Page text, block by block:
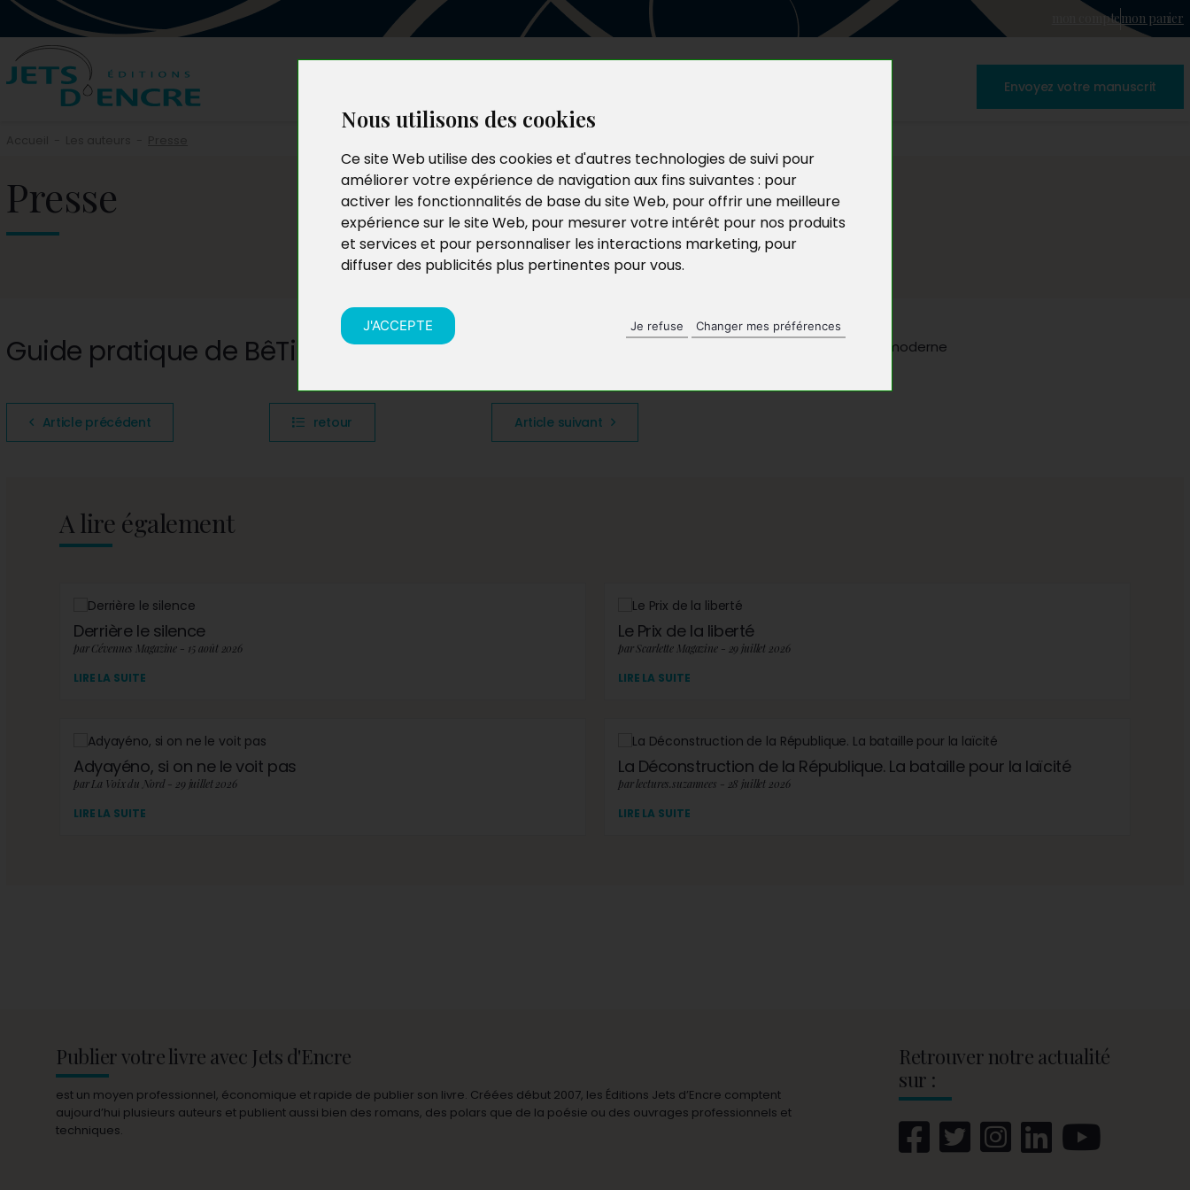
Nous utilisons des cookies
Ce site Web utilise des cookies et d'autres technologies de suivi pour
améliorer votre expérience de navigation aux fins suivantes : pour
activer les fonctionnalités de base du site Web, pour offrir une meilleure
expérience sur le site Web, pour mesurer votre intérêt pour nos produits
et services et pour personnaliser les interactions marketing, pour
diffuser des publicités plus pertinentes pour vous.
J'ACCEPTE Je refuse Changer mes préférences
mon comptemon panier
Envoyez votre manuscrit
Presse
Guide pratique de BêTiSe moderne
Article précédent retour Article suivant
A lire également
Derrière le silence
par Cévennes Magazine - 15 août 2026
LIRE LA SUITE
Le Prix de la liberté
par Scarlette Magazine - 29 juillet 2026
LIRE LA SUITE
Adyayéno, si on ne le voit pas
par La Voix du Nord - 29 juillet 2026
LIRE LA SUITE
La Déconstruction de la République. La bataille pour la laïcité
par lectures.suzannees - 28 juillet 2026
LIRE LA SUITE
Publier votre livre avec Jets d'Encre
est un moyen professionnel, économique et rapide de publier son livre. Créées début 2007, les Éditions Jets d’Encre comptent
aujourd’hui plusieurs auteurs et publient aussi bien des romans, des polars que de la poésie ou des ouvrages professionnels et
techniques.
Retrouver notre actualité
sur :